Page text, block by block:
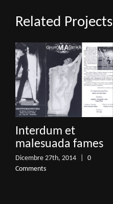
Related Projects
Interdum et
malesuada fames
Dicembre 27th, 2014
0
Comments